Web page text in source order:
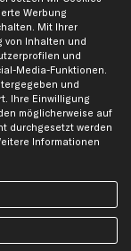
und sind
oder
Artikel. Die Angaben
Daten und der
die Einbeziehung
Werbung
Mit Ihrer
von Inhalten und
und
Media-Funktionen.
und
Ihre Einwilligung
möglicherweise auf
durchgesetzt werden
Informationen